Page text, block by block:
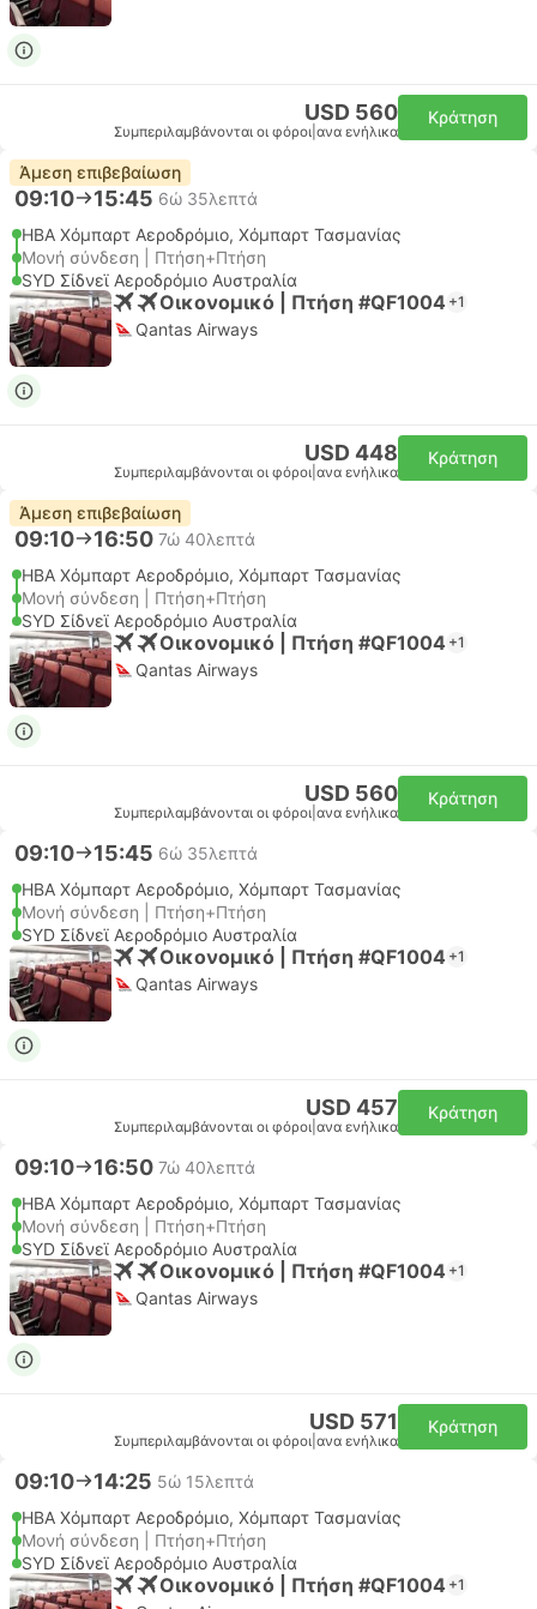
USD 560
Συμπεριλαμβάνονται οι φόροι ανα ενήλικα
Κράτηση
Άμεση επιβεβαίωση
09:10 15:45 6ώ 35λεπτά
HBA Χόμπαρτ Αεροδρόμιο, Χόμπαρτ Τασμανίας
Μονή σύνδεση | Πτήση+Πτήση
SYD Σίδνεϊ Αεροδρόμιο Αυστραλία
Οικονομικό | Πτήση #QF1004 +1
Qantas Airways
USD 448
Συμπεριλαμβάνονται οι φόροι ανα ενήλικα
Κράτηση
Άμεση επιβεβαίωση
09:10 16:50 7ώ 40λεπτά
HBA Χόμπαρτ Αεροδρόμιο, Χόμπαρτ Τασμανίας
Μονή σύνδεση | Πτήση+Πτήση
SYD Σίδνεϊ Αεροδρόμιο Αυστραλία
Οικονομικό | Πτήση #QF1004 +1
Qantas Airways
USD 560
Συμπεριλαμβάνονται οι φόροι ανα ενήλικα
Κράτηση
09:10 15:45 6ώ 35λεπτά
HBA Χόμπαρτ Αεροδρόμιο, Χόμπαρτ Τασμανίας
Μονή σύνδεση | Πτήση+Πτήση
SYD Σίδνεϊ Αεροδρόμιο Αυστραλία
Οικονομικό | Πτήση #QF1004 +1
Qantas Airways
USD 457
Συμπεριλαμβάνονται οι φόροι ανα ενήλικα
Κράτηση
09:10 16:50 7ώ 40λεπτά
HBA Χόμπαρτ Αεροδρόμιο, Χόμπαρτ Τασμανίας
Μονή σύνδεση | Πτήση+Πτήση
SYD Σίδνεϊ Αεροδρόμιο Αυστραλία
Οικονομικό | Πτήση #QF1004 +1
Qantas Airways
USD 571
Συμπεριλαμβάνονται οι φόροι ανα ενήλικα
Κράτηση
09:10 14:25 5ώ 15λεπτά
HBA Χόμπαρτ Αεροδρόμιο, Χόμπαρτ Τασμανίας
Μονή σύνδεση | Πτήση+Πτήση
SYD Σίδνεϊ Αεροδρόμιο Αυστραλία
Οικονομικό | Πτήση #QF1004 +1